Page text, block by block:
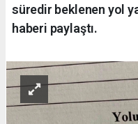
süredir beklenen yol
haberi paylaştı.